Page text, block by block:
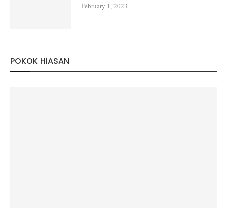
February 1, 2023
POKOK HIASAN